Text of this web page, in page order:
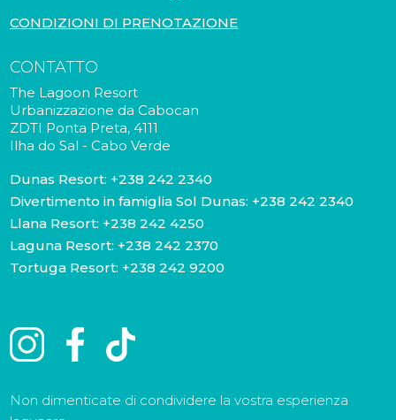
CONDIZIONI DI PRENOTAZIONE
CONTATTO
The Lagoon Resort
Urbanizzazione da Cabocan
ZDTI Ponta Preta, 4111
Ilha do Sal - Cabo Verde
Dunas Resort: +238 242 2340
Divertimento in famiglia Sol Dunas: +238 242 2340
Llana Resort: +238 242 4250
Laguna Resort: +238 242 2370
Tortuga Resort: +238 242 9200
Non dimenticate di condividere la vostra esperienza